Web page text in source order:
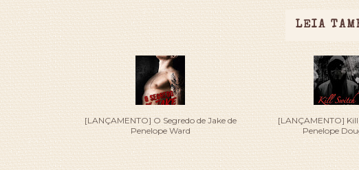
LEIA
[LANÇAMENTO] O Segredo de Jake de
Penelope Ward
[LANÇAMENTO]
Penelope